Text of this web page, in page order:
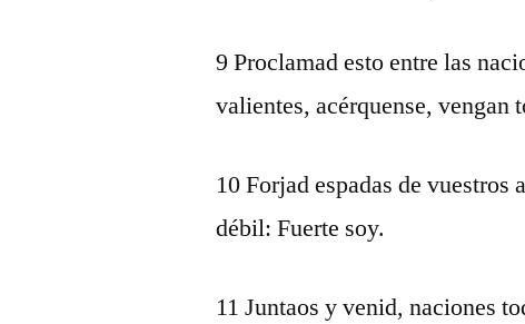
9 Proclamad esto entre las
valientes, acérquense, vengan
10 Forjad espadas de vuestros
débil: Fuerte soy.
11 Juntaos y venid, naciones